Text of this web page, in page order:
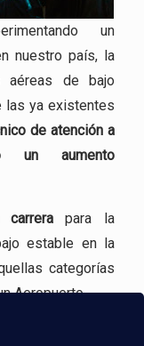
un
nuestro país, la
aéreas de bajo
las ya existentes
de atención a
un aumento
carrerapara la
estable en la
categorías
Aeropuerto.